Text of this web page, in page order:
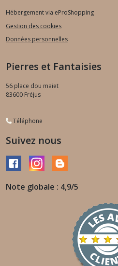
Hébergement via eProShopping
Gestion des cookies
Données personnelles
Pierres et Fantaisies
56 place dou maiet
83600 Fréjus
Téléphone
Suivez nous
Note globale : 4,9/5